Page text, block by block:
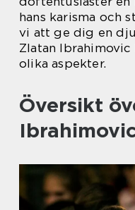
hans karisma och
vi att ge dig en
Zlatan
olika aspekter.
Översikt